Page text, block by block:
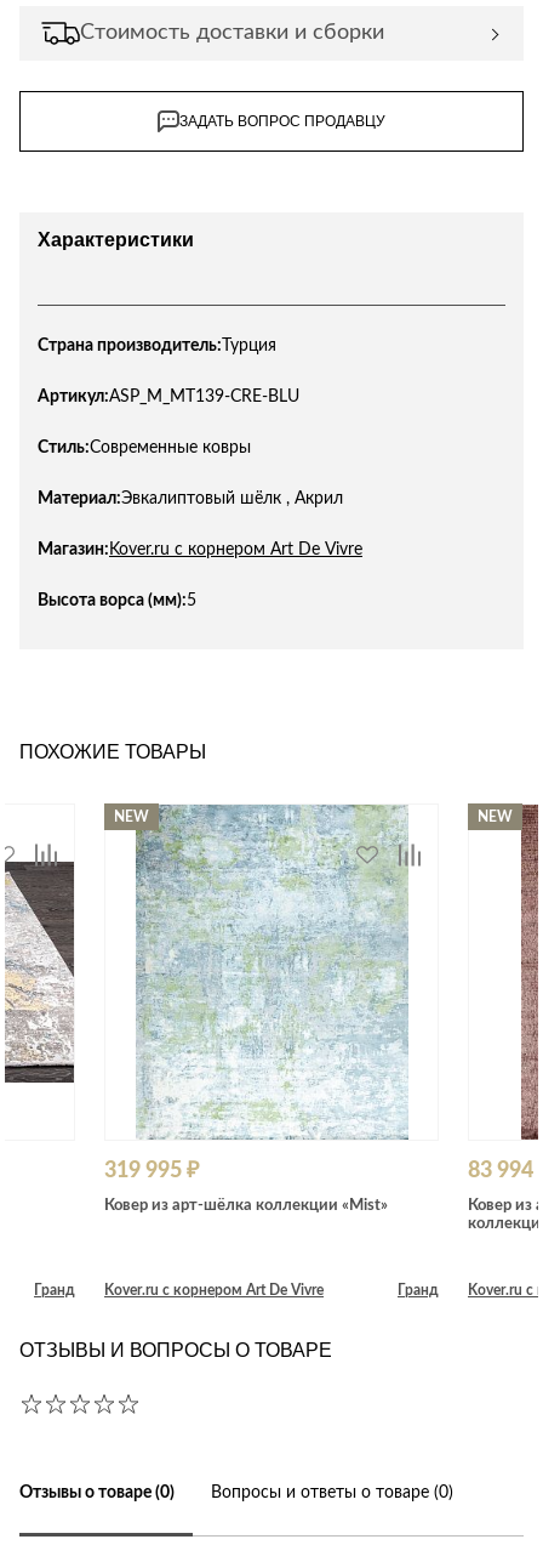
Стоимость доставки и сборки
ЗАДАТЬ ВОПРОС ПРОДАВЦУ
Характеристики
Страна производитель: Турция
Артикул:ASP_M_MT139-CRE-BLU
Стиль:Современные ковры
Материал:Эвкалиптовый шёлк , Акрил
Магазин: Kover.ru с корнером Art De Vivre
Высота ворса (мм):5
ПОХОЖИЕ ТОВАРЫ
Гранд
NEW
319 995 ₽
Ковер из арт-шёлка коллекции «Mist»
Kover.ru с корнером Art De Vivre Гранд
NEW
83 994
Ковер из
Kover.ru с
ОТЗЫВЫ И ВОПРОСЫ О ТОВАРЕ
Отзывы о товаре (0) Вопросы и ответы о товаре (0)